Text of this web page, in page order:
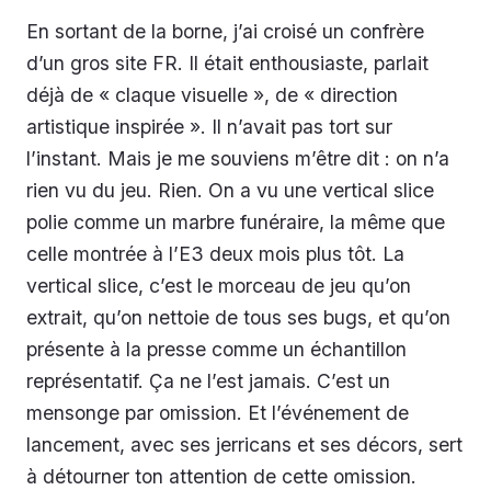
En sortant de la borne, j’ai croisé un confrère
d’un gros site FR. Il était enthousiaste, parlait
déjà de « claque visuelle », de « direction
artistique inspirée ». Il n’avait pas tort sur
l’instant. Mais je me souviens m’être dit : on n’a
rien vu du jeu. Rien. On a vu une vertical slice
polie comme un marbre funéraire, la même que
celle montrée à l’E3 deux mois plus tôt. La
vertical slice, c’est le morceau de jeu qu’on
extrait, qu’on nettoie de tous ses bugs, et qu’on
présente à la presse comme un échantillon
représentatif. Ça ne l’est jamais. C’est un
mensonge par omission. Et l’événement de
lancement, avec ses jerricans et ses décors, sert
à détourner ton attention de cette omission.